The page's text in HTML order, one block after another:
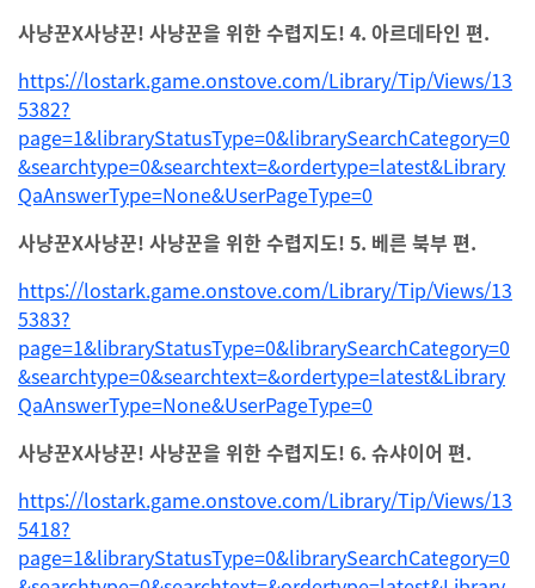
사냥꾼X사냥꾼! 사냥꾼을 위한 수렵지도! 4. 아르데타인 편.
https://lostark.game.onstove.com/Library/Tip/Views/13
5382?
page=1&libraryStatusType=0&librarySearchCategory=0
&searchtype=0&searchtext=&ordertype=latest&Library
QaAnswerType=None&UserPageType=0
사냥꾼X사냥꾼! 사냥꾼을 위한 수렵지도! 5. 베른 북부 편.
https://lostark.game.onstove.com/Library/Tip/Views/13
5383?
page=1&libraryStatusType=0&librarySearchCategory=0
&searchtype=0&searchtext=&ordertype=latest&Library
QaAnswerType=None&UserPageType=0
사냥꾼X사냥꾼! 사냥꾼을 위한 수렵지도! 6. 슈샤이어 편.
https://lostark.game.onstove.com/Library/Tip/Views/13
5418?
page=1&libraryStatusType=0&librarySearchCategory=0